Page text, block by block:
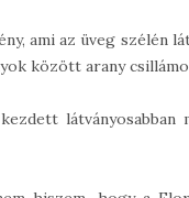
ami az üveg szélén
között arany